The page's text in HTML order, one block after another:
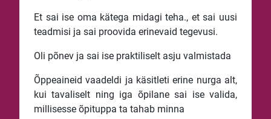
Et sai ise oma kätega midagi teha., et sai uusi
teadmisi ja sai proovida erinevaid tegevusi.
Oli põnev ja sai ise praktiliselt asju valmistada
Õppeaineid vaadeldi ja käsitleti erine nurga alt,
kui tavaliselt ning iga õpilane sai ise valida,
millisesse õpituppa ta tahab minna